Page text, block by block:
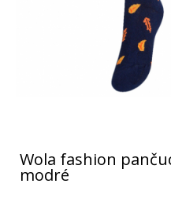
Wola fashion
modré